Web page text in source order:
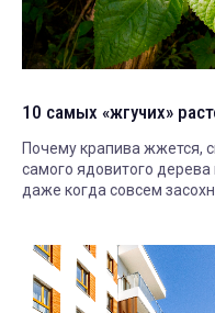
10 самых «жгучих»
Почему крапива жжется,
самого ядовитого дерева
даже когда совсем